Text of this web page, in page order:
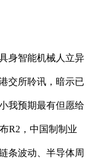
身智能机械人立异
交所聆讯，暗示已
我预期最有但愿给
R2，中国制制业
条波动、半导体周